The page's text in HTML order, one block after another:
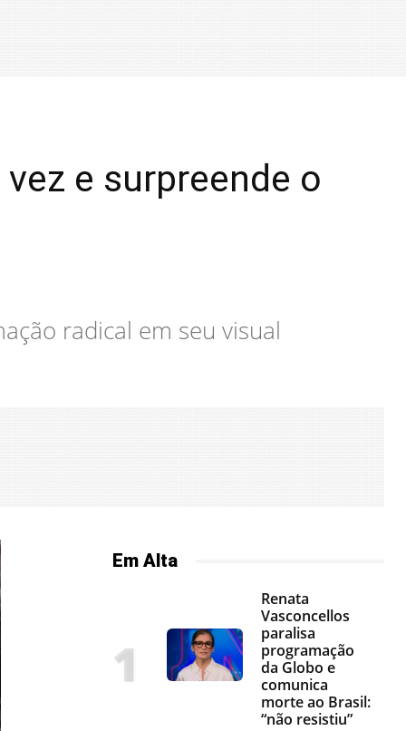
e surpreende o
radical em seu visual
Em Alta
Renata
Vasconcellos
paralisa
programação
da Globo e
comunica
morte ao Brasil:
“não resistiu”